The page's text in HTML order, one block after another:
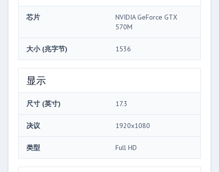
芯片
NVIDIA GeForce GTX
570M
大小 (兆字节) 1536
显示
尺寸 (英寸) 17.3
决议 1920x1080
类型 Full HD